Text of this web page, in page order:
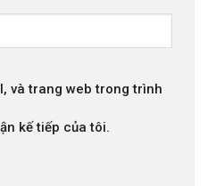
và trang web trong trình
kế tiếp của tôi.